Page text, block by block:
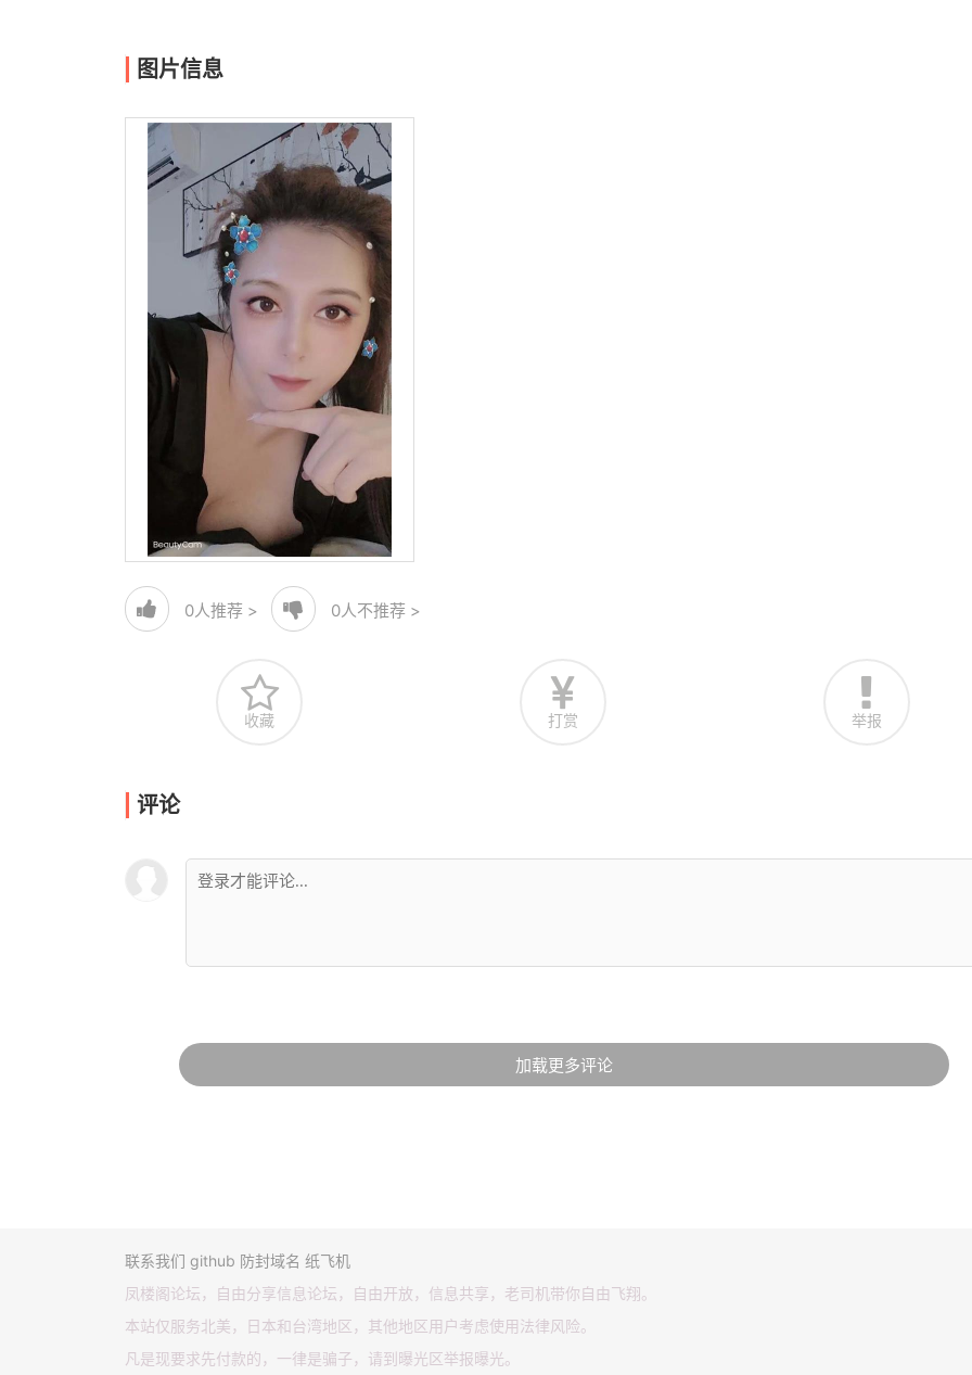
图片信息
0人推荐 > 0人不推荐 >
收藏 打赏 举报
评论
加载更多评论
联系我们 github 防封域名 纸飞机
凤楼阁论坛，自由分享信息论坛，自由开放，信息共享，老司机带你自由飞翔。
本站仅服务北美，日本和台湾地区，其他地区用户考虑使用法律风险。
凡是现要求先付款的，一律是骗子，请到曝光区举报曝光。